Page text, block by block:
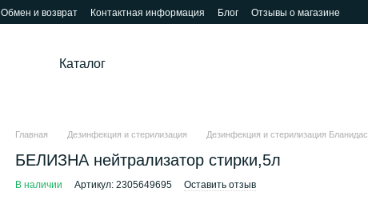
Обмен и возврат Контактная информация Блог Отзывы о магазине
Каталог
Главная Дезинфекция и стерилизация Дезинфекция и стерилизация Бланидас
БЕЛИЗНА нейтрализатор стирки,5л
В наличии Артикул: 2305649695 Оставить отзыв